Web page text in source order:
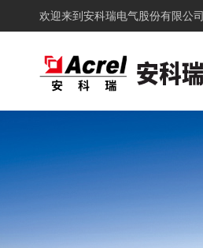
欢迎来到 安科瑞电气股份有限公司